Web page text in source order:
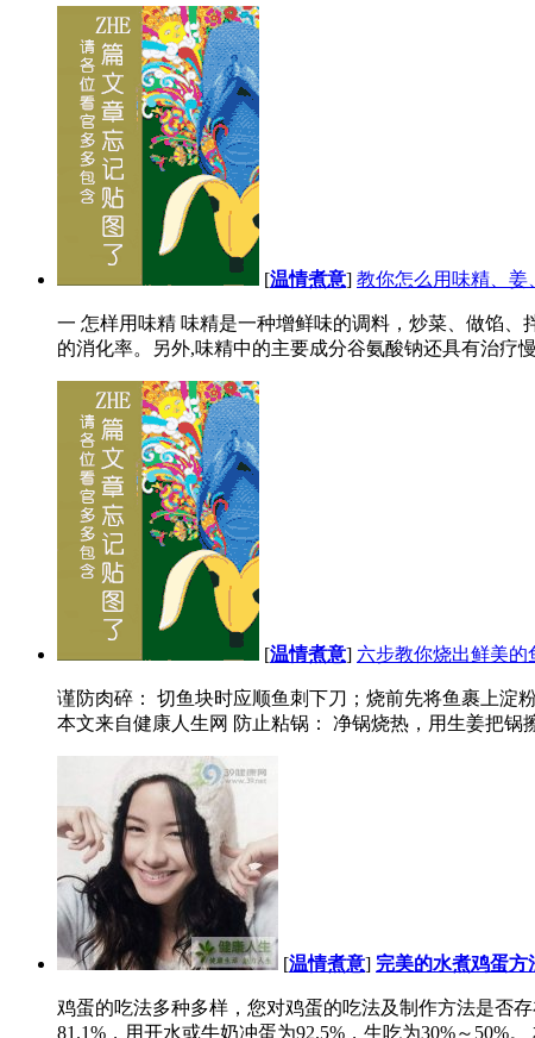
[温情煮意] 教你怎么用味精、姜
一 怎样用味精 味精是一种增鲜味的调料，炒菜、做馅
的消化率。另外,味精中的主要成分谷氨酸钠还具有治疗
[温情煮意] 六步教你烧出鲜美的
谨防肉碎： 切鱼块时应顺鱼刺下刀；烧前先将鱼裹上淀
本文来自健康人生网 防止粘锅： 净锅烧热，用生姜把锅
[温情煮意] 完美的水煮鸡蛋方
鸡蛋的吃法多种多样，您对鸡蛋的吃法及制作方法是否
81.1%，用开水或牛奶冲蛋为92.5%，生吃为30%～50%。